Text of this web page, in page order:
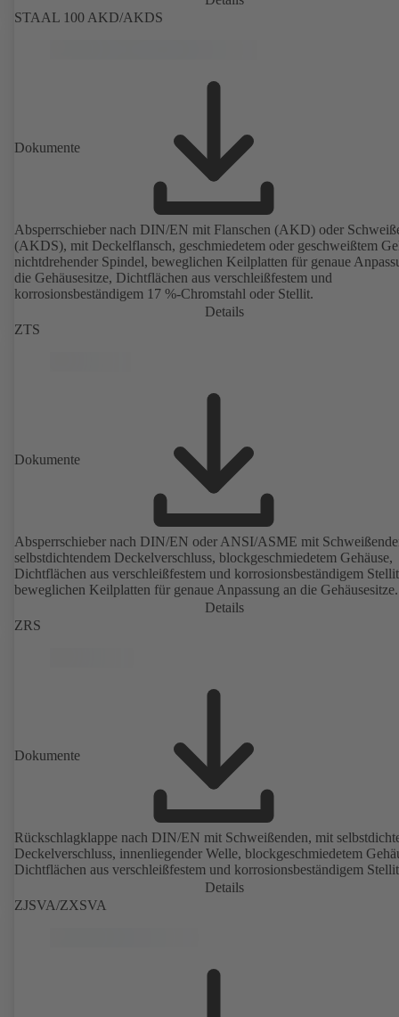
STAAL 100 AKD/AKDS
Dokumente
Absperrschieber nach DIN/EN mit Flanschen (AKD) oder
(AKDS), mit Deckelflansch, geschmiedetem oder geschweißtem
nichtdrehender Spindel, beweglichen Keilplatten für genaue
die Gehäusesitze, Dichtflächen aus verschleißfestem und
korrosionsbeständigem 17 %-Chromstahl oder Stellit.
Details
ZTS
Dokumente
Absperrschieber nach DIN/EN oder ANSI/ASME mit
selbstdichtendem Deckelverschluss, blockgeschmiedetem Gehäuse,
Dichtflächen aus verschleißfestem und korrosionsbeständigem
beweglichen Keilplatten für genaue Anpassung an die Gehäusesitze.
Details
ZRS
Dokumente
Rückschlagklappe nach DIN/EN mit Schweißenden, mit
Deckelverschluss, innenliegender Welle, blockgeschmiedetem
Dichtflächen aus verschleißfestem und korrosionsbeständigem
Details
ZJSVA/ZXSVA